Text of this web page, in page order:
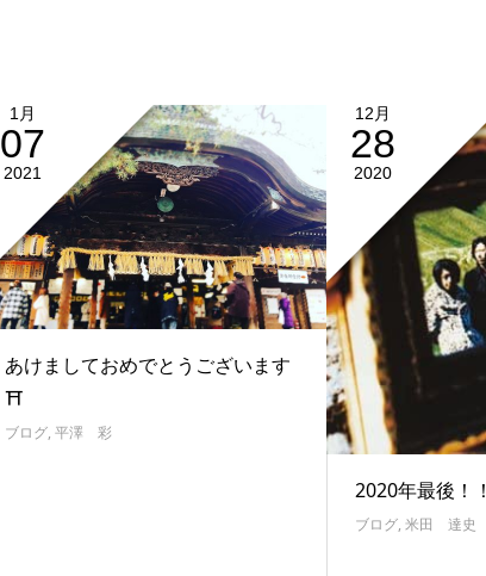
1月
07
2021
あけましておめでとうございます
⛩
ブログ, 平澤 彩
12月
28
2020
2020年最後！！
ブログ, 米田 達史